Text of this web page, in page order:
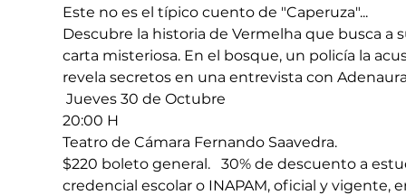
Este no es el típico cuento de "Caperuza"...
Descubre la historia de Vermelha que busca
carta misteriosa. En el bosque, un policía la
revela secretos en una entrevista con
​ Jueves 30 de Octubre
20:00 H
​Teatro de Cámara Fernando Saavedra.
​$220 boleto general.   30% de descuento a
credencial escolar o INAPAM, oficial y vigente,